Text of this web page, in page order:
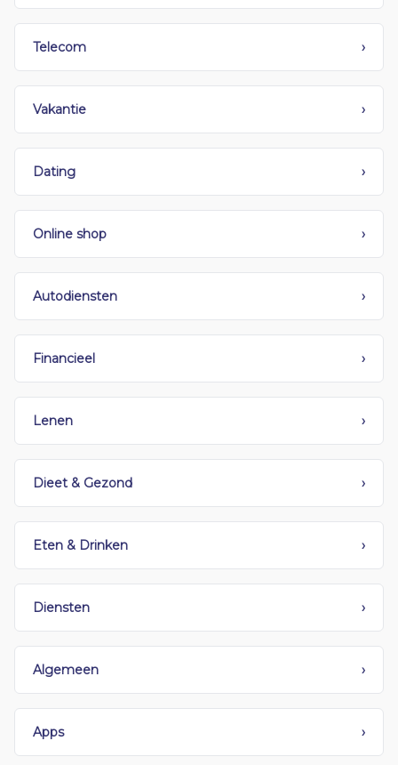
Telecom ›
Vakantie ›
Dating ›
Online shop ›
Autodiensten ›
Financieel ›
Lenen ›
Dieet & Gezond ›
Eten & Drinken ›
Diensten ›
Algemeen ›
Apps ›